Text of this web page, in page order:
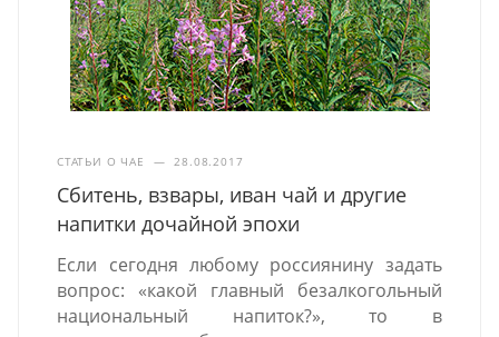
СТАТЬИ О ЧАЕ — 28.08.2017
Сбитень, взвары, иван чай и другие
напитки дочайной эпохи
Если сегодня любому россиянину задать
вопрос: «какой главный безалкогольный
национальный напиток?», то в